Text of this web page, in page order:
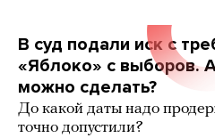
В суд подали иск с
«Яблоко» с выборов.
можно сделать?
До какой даты надо
точно допустили?